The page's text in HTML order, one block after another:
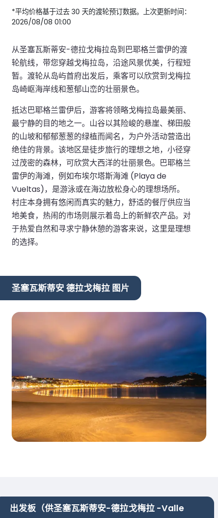
*平均价格基于过去 30 天的渡轮预订数据。上次更新时间：
2026/08/08 01:00
从圣塞瓦斯蒂安-德拉戈梅拉岛到巴耶格兰雷伊的渡
轮航线，带您穿越戈梅拉岛，沿途风景优美，行程短
暂。渡轮从岛屿首府出发后，乘客可以欣赏到戈梅拉
岛崎岖海岸线和葱郁山峦的壮丽景色。
抵达巴耶格兰雷伊后，游客将领略戈梅拉岛最美丽、
最宁静的目的地之一。山谷以其险峻的悬崖、梯田般
的山坡和郁郁葱葱的绿植而闻名，为户外活动营造出
绝佳的背景。该地区是徒步旅行的理想之地，小径穿
过茂密的森林，可欣赏大西洋的壮丽景色。巴耶格兰
雷伊的海滩，例如布埃尔塔斯海滩 (Playa de
Vueltas)，是游泳或在海边放松身心的理想场所。
村庄本身拥有悠闲而真实的魅力，舒适的餐厅供应当
地美食，热闹的市场则展示着岛上的新鲜农产品。对
于热爱自然和寻求宁静休憩的游客来说，这里是理想
的选择。
圣塞瓦斯蒂安 德拉戈梅拉 图片
出发板（供圣塞瓦斯蒂安-德拉戈梅拉 -Valle